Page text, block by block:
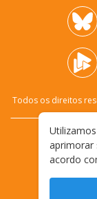
Todos os direitos
aprimorar
acordo